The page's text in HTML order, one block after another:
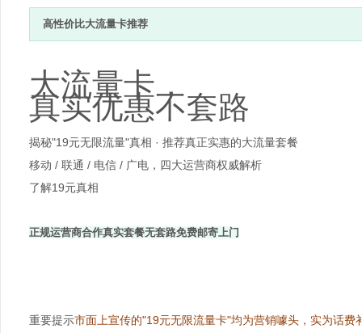
高性价比大流量卡推荐
大流量卡，
真实优惠不套路
揭秘"19元无限流量"真相 · 推荐真正实惠的大流量套餐
移动 / 联通 / 电信 / 广电，四大运营商权威解析
了解19元真相
正规运营商合作真实套餐无套路免费邮寄上门
重要提示市面上宣传的"19元无限流量卡"均为营销噱头，实为话